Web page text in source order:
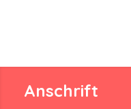
Anschrift